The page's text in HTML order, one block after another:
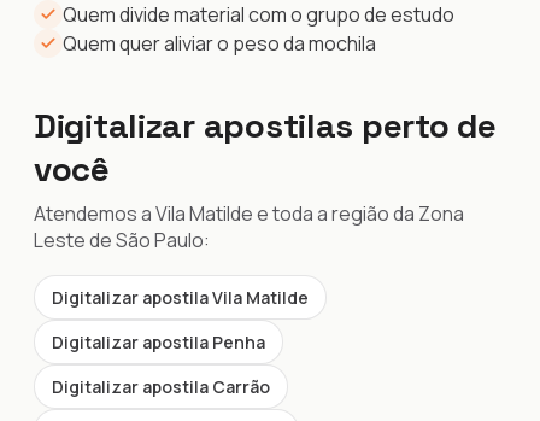
Quem divide material com o grupo de estudo
Quem quer aliviar o peso da mochila
Digitalizar apostilas perto de
você
Atendemos a Vila Matilde e toda a região da Zona
Leste de São Paulo:
Digitalizar apostila Vila Matilde
Digitalizar apostila Penha
Digitalizar apostila Carrão